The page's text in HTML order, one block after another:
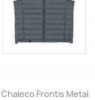
Chaleco Frontis Metal